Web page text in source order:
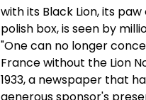
with its Black Lion, its
polish box, is seen by
"One can no longer
France without the Lion
1933, a newspaper that